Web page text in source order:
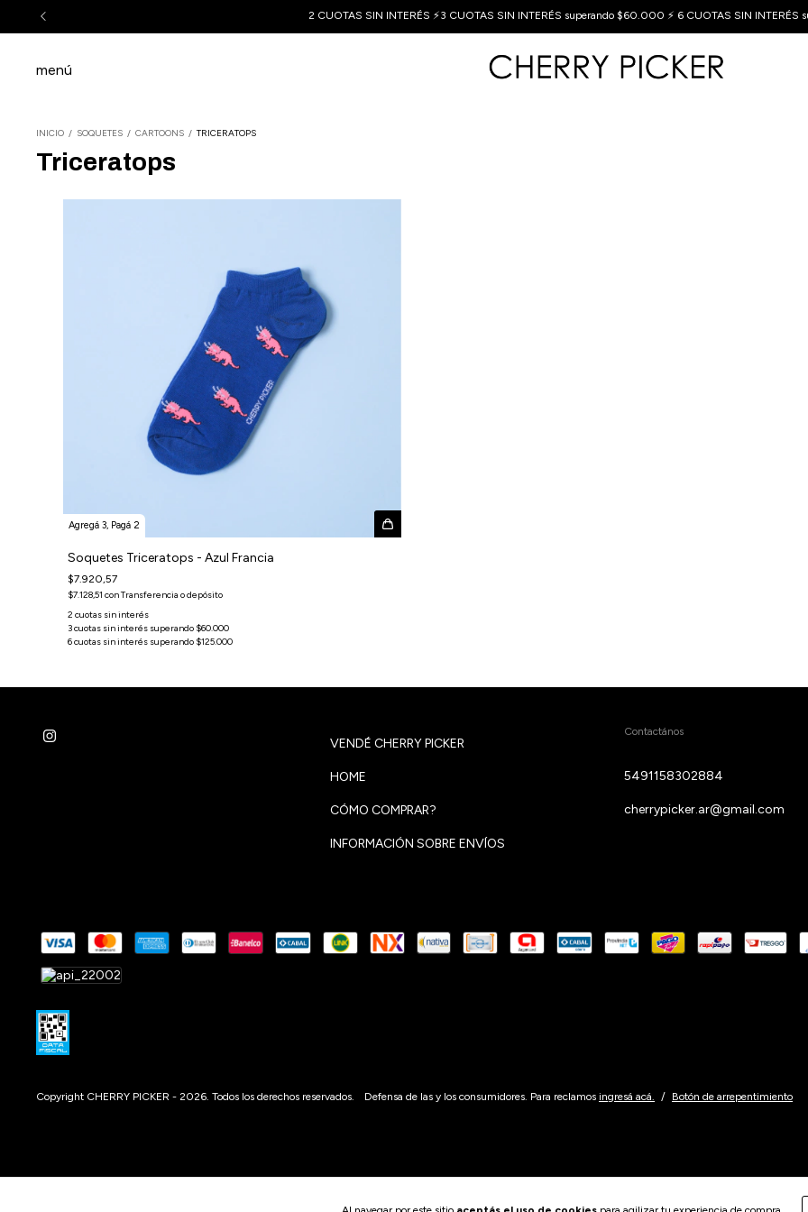
2 CUOTAS SIN INTERÉS ⚡3 CUOTAS SIN INTERÉS superando $60.000 ⚡ 6 CUOTAS SIN INTERÉS
menú
INICIO / SOQUETES / CARTOONS / TRICERATOPS
Triceratops
Agregá 3, Pagá 2
Soquetes Triceratops - Azul Francia
$7.920,57
$7.128,51 conTransferencia o depósito
VENDÉ CHERRY PICKER
HOME
CÓMO COMPRAR?
INFORMACIÓN SOBRE ENVÍOS
Contactános
5491158302884
cherrypicker.ar@gmail.com
Copyright CHERRY PICKER - 2026. Todos los derechos reservados. Defensa de las y los consumidores. Para reclamos ingresá acá. / Botón de arrepentimiento